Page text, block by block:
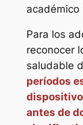
académico
Para los
reconocer
saludable
períodos
antes de